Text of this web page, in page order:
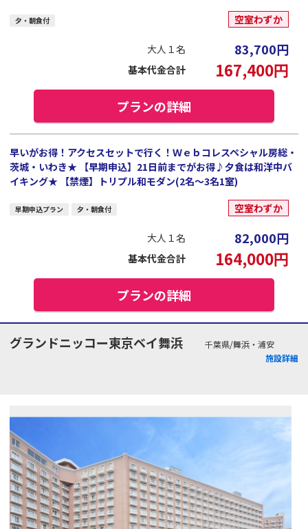
夕・朝食付 空室わずか
大人１名 83,700円
基本代金合計 167,400円
プランの詳細
早いがお得！アクセスセットで行く！Ｗｅｂコレスペシャル房総・
茨城・いわき★ 【早期申込】21日前までがお得♪夕食は和洋中バ
イキング★ 【禁煙】トリプル和モダン(2名～3名1室)
早期申込プラン 夕・朝食付 空室わずか
大人１名 82,000円
基本代金合計 164,000円
プランの詳細
グランドニッコー東京ベイ舞浜
千葉県/舞浜・浦安
施設詳細